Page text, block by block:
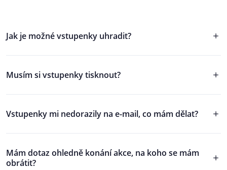
Jak je možné vstupenky uhradit?
Musím si vstupenky tisknout?
Vstupenky mi nedorazily na e-mail, co mám dělat?
Mám dotaz ohledně konání akce, na koho se mám
obrátit?